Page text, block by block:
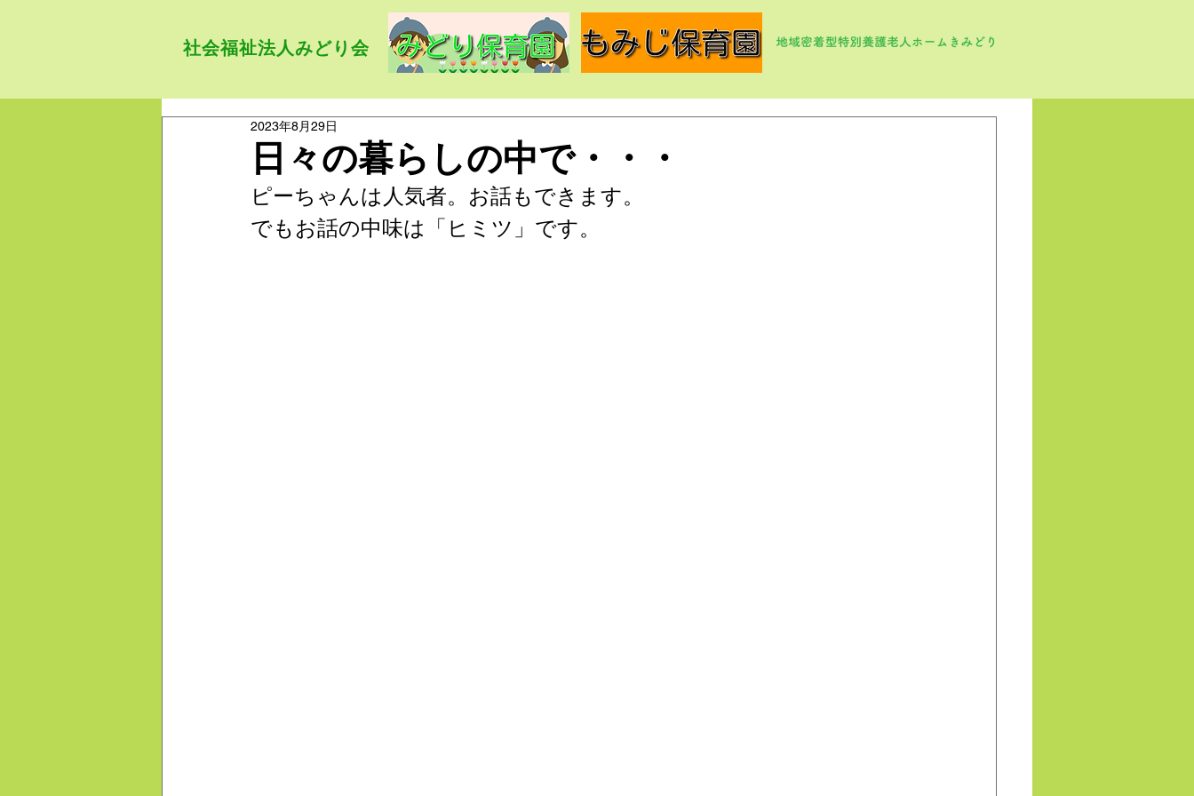
社会福祉法人みどり会
日々の暮らしの中で・・・
2023年8月29日
ピーちゃんは人気者。お話もできます。
でもお話の中味は「ヒミツ」です。